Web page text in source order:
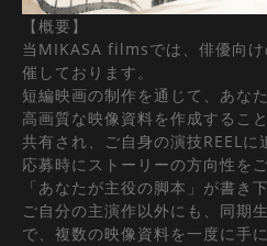
【概要】
当MIKASA filmsでは、俳優向け
催しております。
短編映画の制作を通じて、あな
高画質な映像資料を作成するこ
共有され、ご自身の演技REELに
応募時にストーリーの方向性を
「あなたが主役の脚本」が書き
ご自分の主演作以外にも、同期
で、複数の映像資料を一度に手